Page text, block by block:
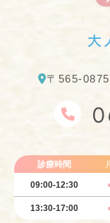
〒565-0875
診療時間
09:00-12:30
13:30-17:00